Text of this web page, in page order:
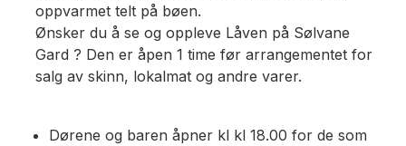
oppvarmet telt på bøen.
Ønsker du å se og oppleve Låven på Sølvane
Gard ? Den er åpen 1 time før arrangementet for
salg av skinn, lokalmat og andre varer.
Dørene og baren åpner kl kl 18.00 for de som